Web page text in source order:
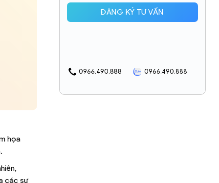
họa
các sự
ĐĂNG KÝ TƯ VẤN
0966.490.888 0966.490.888